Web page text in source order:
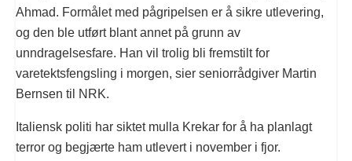
Ahmad. Formålet med pågripelsen er å sikre utlevering,
og den ble utført blant annet på grunn av
unndragelsesfare. Han vil trolig bli fremstilt for
varetektsfengsling i morgen, sier seniorrådgiver Martin
Bernsen til NRK.
Italiensk politi har siktet mulla Krekar for å ha planlagt
terror og begjærte ham utlevert i november i fjor.